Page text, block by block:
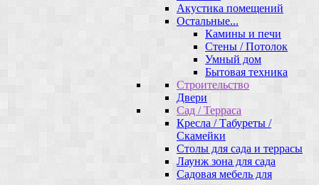
Акустика помещений
Остальные...
Камины и печи
Стены / Потолок
Умный дом
Бытовая техника
Строительство
Двери
Сад / Терраса
Кресла / Табуреты /
Скамейки
Столы для сада и террасы
Лаунж зона для сада
Садовая мебель для